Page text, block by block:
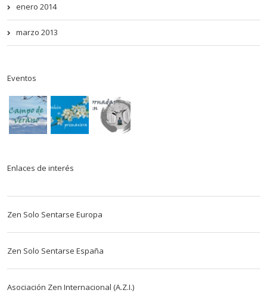
enero 2014
marzo 2013
Eventos
Enlaces de interés
Zen Solo Sentarse Europa
Zen Solo Sentarse España
Asociación Zen Internacional (A.Z.I.)